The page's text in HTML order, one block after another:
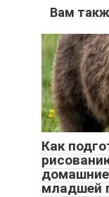
Вам
Как
младшей